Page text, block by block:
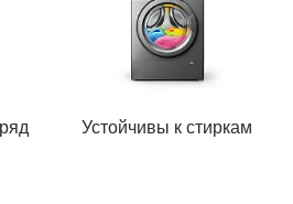
Устойчивы к стиркам